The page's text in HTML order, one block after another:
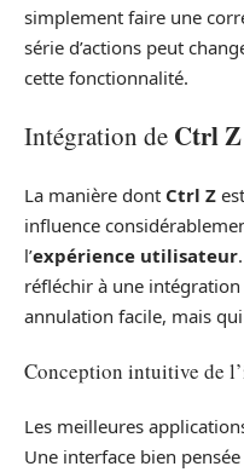
simplement faire une
série d’actions peut
cette fonctionnalité.
Intégration de Ctrl Z
La manière dont Ctrl Z
influence
l’expérience utilisateur
réfléchir à une
annulation facile, mais
Conception intuitive de
Les meilleures
Une interface bien